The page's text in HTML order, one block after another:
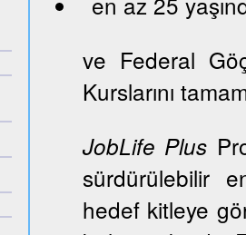
ve Federal
Kurslarını
JobLife Plus
sürdürülebilir
hedef kitleye